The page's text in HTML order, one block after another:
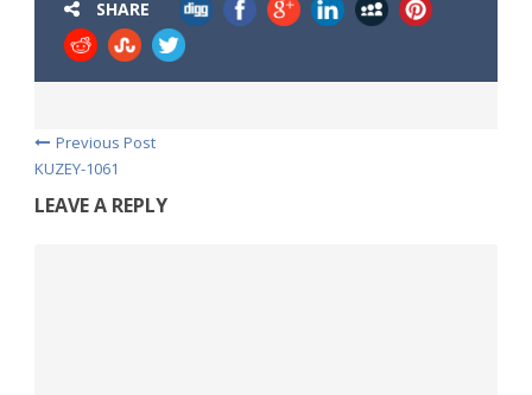
SHARE
Previous Post
KUZEY-1061
LEAVE A REPLY